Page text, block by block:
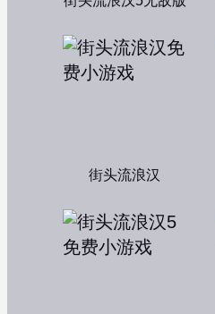
街头流浪汉